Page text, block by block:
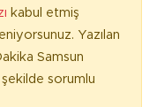
kabul etmiş
Yazılan
Samsun
sorumlu